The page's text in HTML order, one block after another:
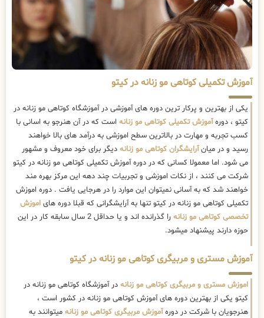
آموزش تکمیلی کوتاهی مو زنانه در کیتو
یکی از بهترین و پرکار ترین دوره های آموزشی در آموزشگاه کوتاهی مو زنانه در
کیتو ، دورهآموزش تکمیلی کوتاهی مو زنانه است که در آن هنرجو به اسانی با
کسب تجربه و مهارت در بالاترین سطح اموزشی به درآمد های بالا خواهند
رسید و در میانآرایشگران کوتاهی مو زنانه دیگر برای خود معروف و مشهور
می شود. اما معمولا کسانی که در دوره آموزش تکمیلی کوتاهی مو زنانه در کیتو
شرکت می کنند ، از نکات اموزشی و تجربیات چند دهه این مرکز بهره مند
خواهند شد که به آسانی نمیتوان این موارد را در هرجایی یافت . دوره اموزش
تکمیلی کوتاهی مو زنانه در کیتو تنها به آرایشگرانی که قبلا دوره های اموزش
تخصصی کوتاهی مو زنانه
را گذرانده اند و یا حداقل 2 سال سابقه کار در این
حوزه دارند پیشنهاد میشود.
آموزش مستری و مربیگری کوتاهی مو زنانه در کیتو
اموزش مستری و مربیگری کوتاهی مو زنانه در آموزشگاه کوتاهی مو زنانه در
کیتو یکی از بهترین دوره های آموزش کوتاهی مو زنانه در کشور است ،
هنرجویان با شرکت در دورهآموزش مربیگری کوتاهی مو زنانه میتوانند به